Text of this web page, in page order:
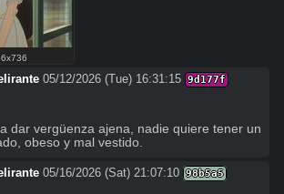
05/12/2026 (Tue) 16:31:15 9d177f
a dar vergüenza ajena, nadie quiere tener un
obeso y mal vestido.
05/16/2026 (Sat) 21:07:10 98b5a5